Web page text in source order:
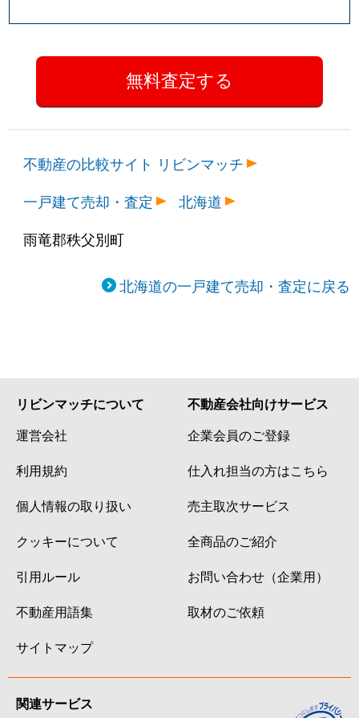
不動産の比較サイト リビンマッチ
一戸建て売却・査定
北海道
雨竜郡秩父別町
北海道の一戸建て売却・査定に戻る
リビンマッチについて
運営会社
利用規約
個人情報の取り扱い
クッキーについて
引用ルール
不動産用語集
サイトマップ
不動産会社向けサービス
企業会員のご登録
仕入れ担当の方はこちら
売主取次サービス
全商品のご紹介
お問い合わせ（企業用）
取材のご依頼
関連サービス